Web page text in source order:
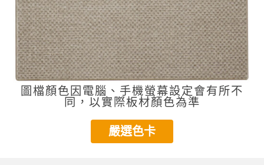
圖檔顏色因電腦、手機螢幕設定會有所不
同，以實際板材顏色為準
嚴選色卡